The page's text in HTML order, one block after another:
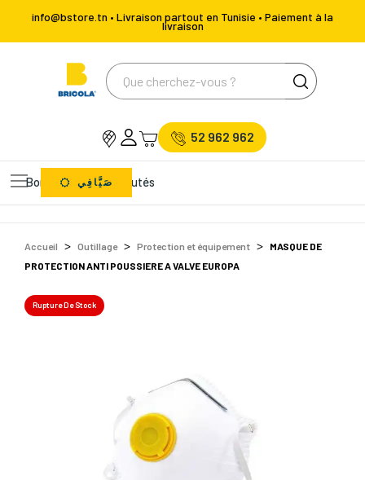
info@bstore.tn • Livraison partout en Tunisie • Paiement à la
livraison
52 962 962
Bons Plans Nouveautés
صَيَّافِي
Accueil Outillage Protection et équipement
MASQUE DE
PROTECTION ANTI POUSSIERE A VALVE EUROPA
Rupture De Stock